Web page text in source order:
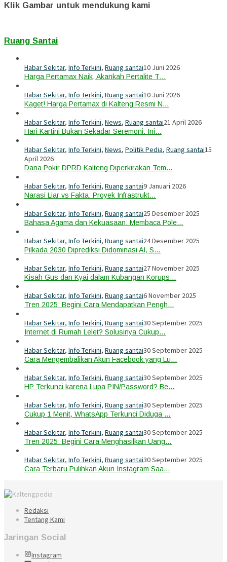
Klik Gambar untuk mendukung kami
Ruang Santai
Habar Sekitar, Info Terkini, Ruang santai10 Juni 2026
Harga Pertamax Naik, Akankah Pertalite T…
Habar Sekitar, Info Terkini, Ruang santai10 Juni 2026
Kaget! Harga Pertamax di Kalteng Resmi N…
Habar Sekitar, Info Terkini, News, Ruang santai21 April 2026
Hari Kartini Bukan Sekadar Seremoni: Ini…
Habar Sekitar, Info Terkini, News, Politik Pedia, Ruang santai15
April 2026
Dana Pokir DPRD Kalteng Diperkirakan Tem…
Habar Sekitar, Info Terkini, Ruang santai9 Januari 2026
Narasi Liar vs Fakta: Proyek Infrastrukt…
Habar Sekitar, Info Terkini, Ruang santai25 Desember 2025
Bahasa Agama dan Kekuasaan: Membaca Pole…
Habar Sekitar, Info Terkini, Ruang santai24 Desember 2025
Pilkada 2030 Diprediksi Didominasi AI, S…
Habar Sekitar, Info Terkini, Ruang santai27 November 2025
Kisah Gus dan Kyai dalam Kubangan Korups…
Habar Sekitar, Info Terkini, Ruang santai6 November 2025
Tren 2025: Begini Cara Mendapatkan Pengh…
Habar Sekitar, Info Terkini, Ruang santai30 September 2025
Internet di Rumah Lelet? Solusinya Cukup…
Habar Sekitar, Info Terkini, Ruang santai30 September 2025
Cara Mengembalikan Akun Facebook yang Lu…
Habar Sekitar, Info Terkini, Ruang santai30 September 2025
HP Terkunci karena Lupa PIN/Password? Be…
Habar Sekitar, Info Terkini, Ruang santai30 September 2025
Cukup 1 Menit, WhatsApp Terkunci Diduga …
Habar Sekitar, Info Terkini, Ruang santai30 September 2025
Tren 2025: Begini Cara Menghasilkan Uang…
Habar Sekitar, Info Terkini, Ruang santai30 September 2025
Cara Terbaru Pulihkan Akun Instagram Saa…
Redaksi
Tentang Kami
Jaringan Social
Instagram